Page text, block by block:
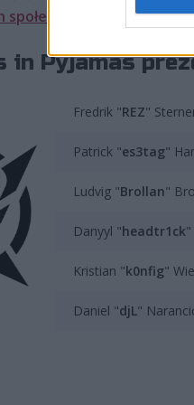
społecznościowych
in Pyjamas
Fredrik "REZ"
Patrick "es3tag"
Ludvig "Brollan"
Danyyl "headtr1ck
Kristian "k0nfig"
Daniel "djL"